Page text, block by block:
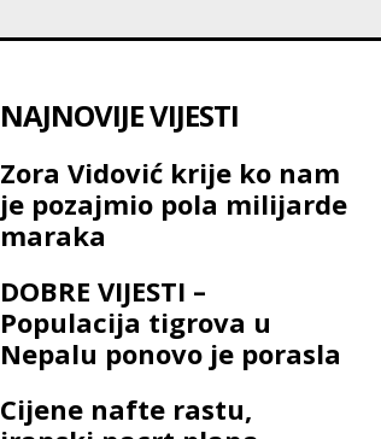
NAJNOVIJE VIJESTI
Zora Vidović krije ko nam
je pozajmio pola milijarde
maraka
DOBRE VIJESTI –
Populacija tigrova u
Nepalu ponovo je porasla
Cijene nafte rastu,